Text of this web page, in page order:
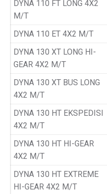
DYNA 110 FT LONG 4X2
M/T
DYNA 110 ET 4X2 M/T
DYNA 130 XT LONG HI-
GEAR 4X2 M/T
DYNA 130 XT BUS LONG
4X2 M/T
DYNA 130 HT EKSPEDISI
4X2 M/T
DYNA 130 HT HI-GEAR
4X2 M/T
DYNA 130 HT EXTREME
HI-GEAR 4X2 M/T